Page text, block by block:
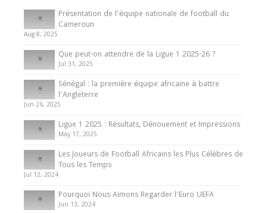
Tout ce que vous devez savoir sur la Coupe
d’Afrique des Nations
10 May 2024
Internationales
Présentation de l’équipe nationale de football
du Cameroun
8 August 2025
Présentation de l’équipe nationale de football du
Cameroun
Aug 8, 2025
Que peut-on attendre de la Ligue 1 2025-26 ?
Jul 31, 2025
Sénégal : la première équipe africaine à battre
l’Angleterre
Jun 26, 2025
Ligue 1 2025 : Résultats, Dénouement et Impressions
May 17, 2025
Les Joueurs de Football Africains les Plus Célèbres de
Tous les Temps
Jul 12, 2024
Pourquoi Nous Aimons Regarder l’Euro UEFA
Jun 13, 2024